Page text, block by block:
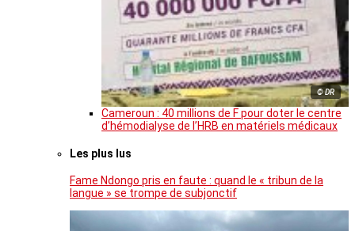
© DR
Cameroun : 40 millions de F pour doter le centre
d’hémodialyse de l’HRB en matériels médicaux
Les plus lus
Fame Ndongo pris en faute : quand le « tribun de la
langue » se trompe de subjonctif